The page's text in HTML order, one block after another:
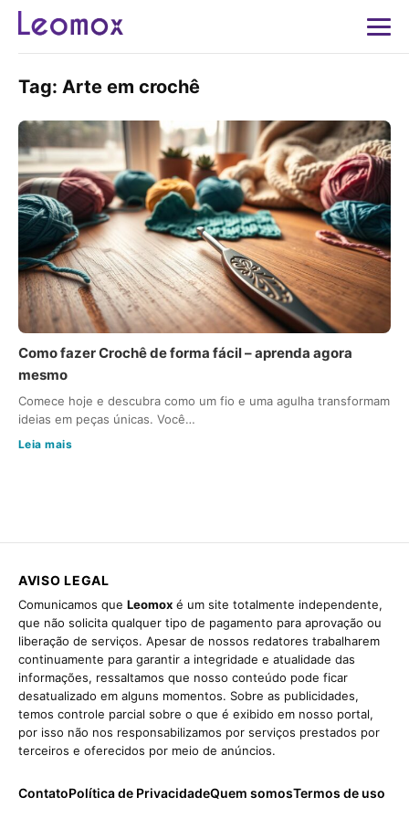
Tag: Arte em crochê
Como fazer Crochê de forma fácil – aprenda agora
mesmo
Comece hoje e descubra como um fio e uma agulha transformam
ideias em peças únicas. Você…
Leia mais
AVISO LEGAL
Comunicamos que Leomox é um site totalmente independente,
que não solicita qualquer tipo de pagamento para aprovação ou
liberação de serviços. Apesar de nossos redatores trabalharem
continuamente para garantir a integridade e atualidade das
informações, ressaltamos que nosso conteúdo pode ficar
desatualizado em alguns momentos. Sobre as publicidades,
temos controle parcial sobre o que é exibido em nosso portal,
por isso não nos responsabilizamos por serviços prestados por
terceiros e oferecidos por meio de anúncios.
ContatoPolítica de PrivacidadeQuem somosTermos de uso